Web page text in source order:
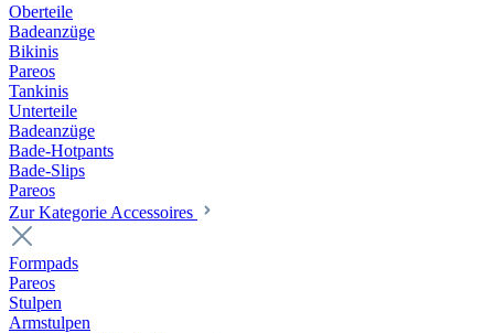
Oberteile
Badeanzüge
Bikinis
Pareos
Tankinis
Unterteile
Badeanzüge
Bade-Hotpants
Bade-Slips
Pareos
Zur Kategorie Accessoires
Formpads
Pareos
Stulpen
Armstulpen